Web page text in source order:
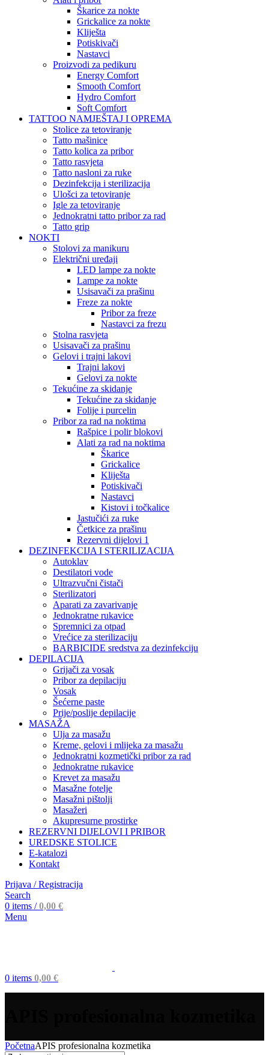
Škarice za nokte
Grickalice za nokte
Kliješta
Potiskivači
Nastavci
Proizvodi za pedikuru
Energy Comfort
Smooth Comfort
Hydro Comfort
Soft Comfort
TATTOO NAMJEŠTAJ I OPREMA
Stolice za tetoviranje
Tatto mašinice
Tatto kolica za pribor
Tatto rasvjeta
Tatto nasloni za ruke
Dezinfekcija i sterilizacija
Ulošci za tetoviranje
Igle za tetoviranje
Jednokratni tatto pribor za rad
Tatto grip
NOKTI
Stolovi za manikuru
Električni uređaji
LED lampe za nokte
Lampe za nokte
Usisavači za prašinu
Freze za nokte
Pribor za freze
Nastavci za frezu
Stolna rasvjeta
Usisavači za prašinu
Gelovi i trajni lakovi
Trajni lakovi
Gelovi za nokte
Tekućine za skidanje
Tekućine za skidanje
Folije i purcelin
Pribor za rad na noktima
Rašpice i polir blokovi
Alati za rad na noktima
Škarice
Grickalice
Kliješta
Potiskivači
Nastavci
Kistovi i točkalice
Jastučići za ruke
Četkice za prašinu
Rezervni dijelovi 1
DEZINFEKCIJA I STERILIZACIJA
Autoklav
Destilatori vode
Ultrazvučni čistači
Sterilizatori
Aparati za zavarivanje
Jednokratne rukavice
Spremnici za otpad
Vrećice za sterilizaciju
BARBICIDE sredstva za dezinfekciju
DEPILACIJA
Grijači za vosak
Pribor za depilaciju
Vosak
Šećerne paste
Prije/poslije depilacije
MASAŽA
Ulja za masažu
Kreme, gelovi i mlijeka za masažu
Jednokratni kozmetički pribor za rad
Jednokratne rukavice
Krevet za masažu
Masažne fotelje
Masažni pištolji
Masažeri
Akupresurne prostirke
REZERVNI DIJELOVI I PRIBOR
UREDSKE STOLICE
E-katalozi
Kontakt
Prijava / Registracija
Search
0 items / 0,00 €
Menu
0 items 0,00 €
PočetnaAPIS profesionalna kozmetika